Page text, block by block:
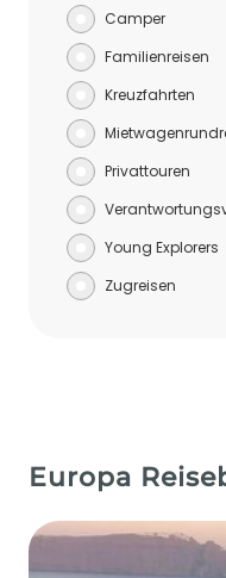
Camper
Familienreisen
Kreuzfahrten
Privattouren
Young Explorers
Zugreisen
Europa